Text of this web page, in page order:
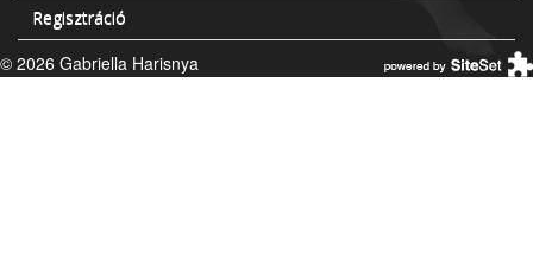
Regisztráció
© 2026 Gabriella Harisnya